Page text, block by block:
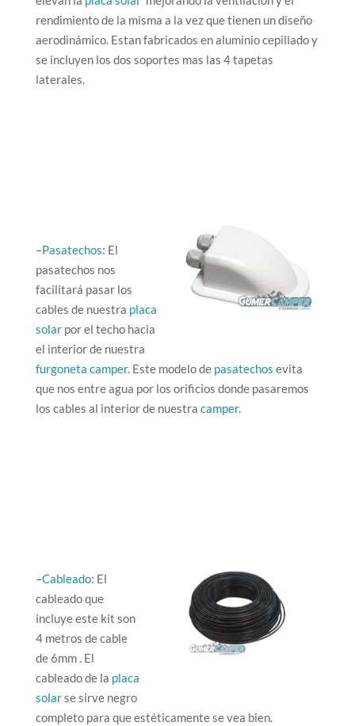
rendimiento de la misma a la vez que tienen un diseño
aerodinámico. Estan fabricados en aluminio cepillado y
se incluyen los dos soportes mas las 4 tapetas
laterales.
–Pasatechos: El
pasatechos nos
facilitará pasar los
cables de nuestra placa
solarpor el techo hacia
el interior de nuestra
furgoneta camper. Este modelo depasatechos evita
que nos entre agua por los orificios donde pasaremos
los cables al interior de nuestra camper.
–Cableado: El
cableado que
incluye este kit son
4 metros de cable
de 6mm . El
cableado de la placa
solarse sirve negro
completo para que estéticamente se vea bien.